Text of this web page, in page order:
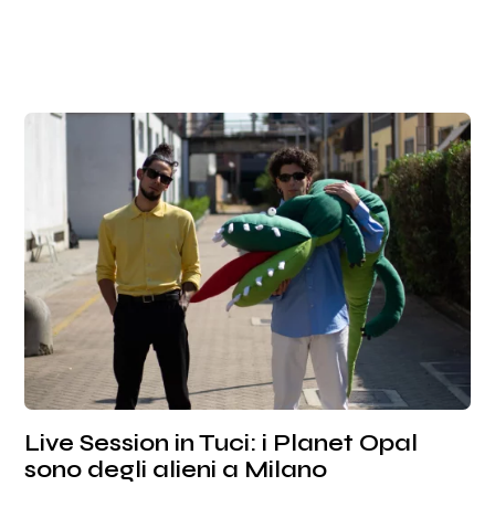
Live Session in Tuci: i Planet Opal
sono degli alieni a Milano